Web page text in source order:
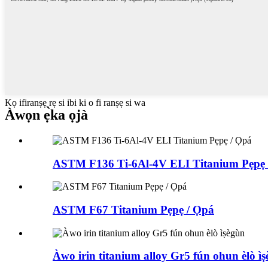
Kọ ifiranṣẹ rẹ si ibi ki o fi ranṣẹ si wa
Àwọn ẹ̀ka ọjà
ASTM F136 Ti-6Al-4V ELI Titanium Pẹpẹ
ASTM F67 Titanium Pẹpẹ / Ọpá
Àwo irin titanium alloy Gr5 fún ohun èlò